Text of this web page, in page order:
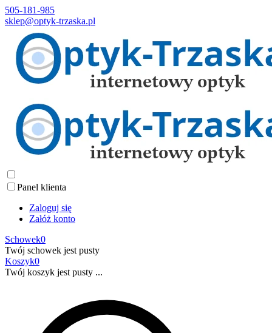
505-181-985
sklep@optyk-trzaska.pl
Panel klienta
Zaloguj się
Załóż konto
Schowek0
Twój schowek jest pusty
Koszyk0
Twój koszyk jest pusty ...